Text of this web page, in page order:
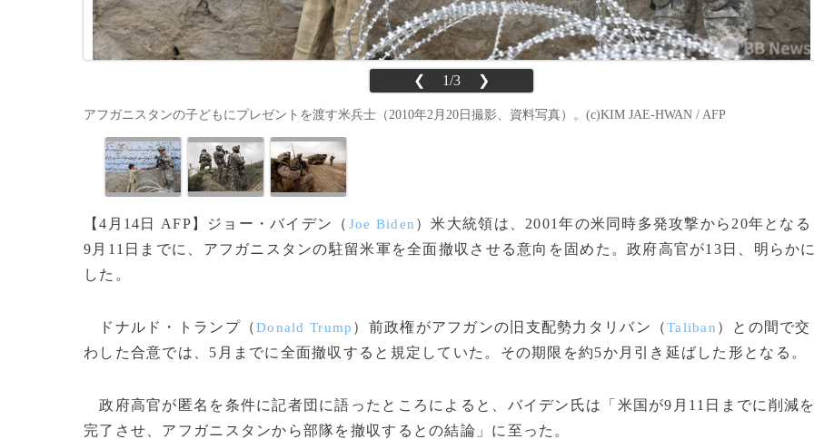
❮ 1/3 ❯
アフガニスタンの子どもにプレゼントを渡す米兵士（2010年2月20日撮影、資料写真）。(c)KIM JAE-HWAN / AFP
【4月14日 AFP】ジョー・バイデン（ Joe Biden ）米大統領は、2001年の米同時多発攻撃から20年となる
9月11日までに、アフガニスタンの駐留米軍を全面撤収させる意向を固めた。政府高官が13日、明らかに
した。
ドナルド・トランプ（Donald Trump ）前政権がアフガンの旧支配勢力タリバン（Taliban ）との間で交
わした合意では、5月までに全面撤収すると規定していた。その期限を約5か月引き延ばした形となる。
政府高官が匿名を条件に記者団に語ったところによると、バイデン氏は「米国が9月11日までに削減を
完了させ、アフガニスタンから部隊を撤収するとの結論」に至った。